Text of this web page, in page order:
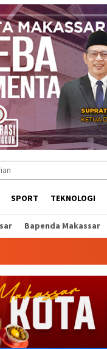
SPORT TEKNOLOGI
Bapenda Makassar